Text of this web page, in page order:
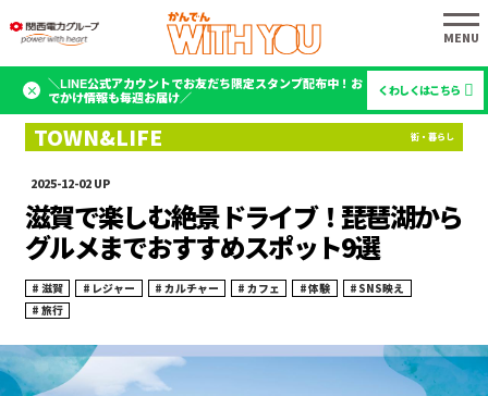
＼LINE公式アカウントでお友だち限定スタンプ配布中！お
でかけ情報も毎週お届け／
くわしくはこちら
2025-12-02
滋賀で楽しむ絶景ドライブ！琵琶湖から
グルメまでおすすめスポット9選
滋賀 レジャー カルチャー カフェ 体験
SNS映え
旅行